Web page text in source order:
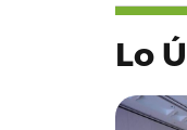
Lo